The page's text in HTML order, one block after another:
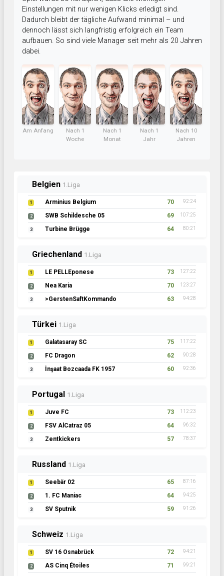
Einstellungen mit nur wenigen Klicks erledigt sind.
Dadurch bleibt der tägliche Aufwand minimal – und
dennoch lässt sich langfristig erfolgreich ein Team
aufbauen. So sind viele Manager seit mehr als 20 Jahren
dabei.
Am Anfang
Nach 1
Woche
Nach 1
Monat
Nach 1
Jahr
Nach 10
Jahren
Belgien 1.Liga
1 Arminius Belgium 70 92:24
2 SWB Schildesche 05 69 107:25
3 Turbine Brügge 64 80:21
Griechenland 1.Liga
1 LE PELLEponese 73 127:22
2 Nea Karia 70 123:27
3 >GerstenSaftKommando 63 94:28
Türkei 1.Liga
1 Galatasaray SC 75 117:22
2 FC Dragon 62 90:28
3 İnşaat Bozcaada FK 1957 60 92:36
Portugal 1.Liga
1 Juve FC 73 112:23
2 FSV AlCatraz 05 64 96:32
3 Zentkickers 57 78:37
Russland 1.Liga
1 Seebär 02 65 87:16
2 1. FC Maniac 64 94:25
3 SV Sputnik 59 91:26
Schweiz 1.Liga
1 SV 16 Osnabrück 72 94:21
2 AS Cinq Étoiles 71 99:21